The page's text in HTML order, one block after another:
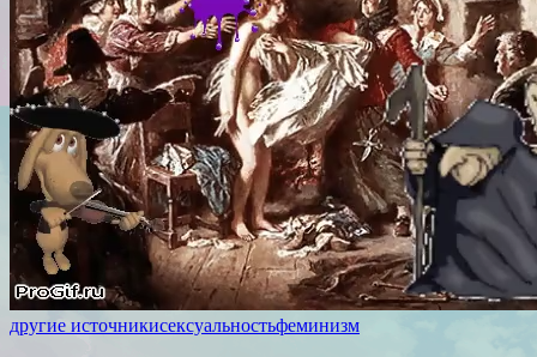
другие источникисексуальностьфеминизм